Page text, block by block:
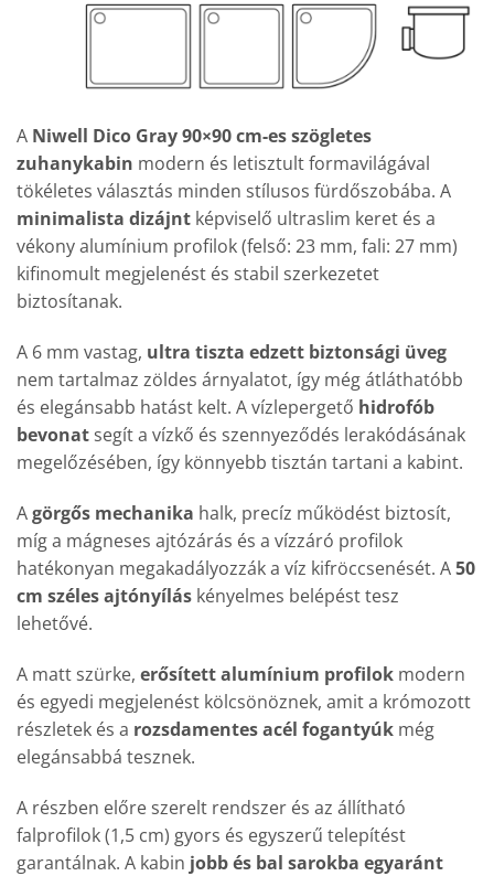
A Niwell Dico Gray 90×90 cm-es szögletes
zuhanykabin modern és letisztult formavilágával
tökéletes választás minden stílusos fürdőszobába. A
minimalista dizájnt képviselő ultraslim keret és a
vékony alumínium profilok (felső: 23 mm, fali: 27 mm)
kifinomult megjelenést és stabil szerkezetet
biztosítanak.
A 6 mm vastag, ultra tiszta edzett biztonsági üveg
nem tartalmaz zöldes árnyalatot, így még átláthatóbb
és elegánsabb hatást kelt. A vízlepergető hidrofób
bevonat segít a vízkő és szennyeződés lerakódásának
megelőzésében, így könnyebb tisztán tartani a kabint.
Agörgős mechanika halk, precíz működést biztosít,
míg a mágneses ajtózárás és a vízzáró profilok
hatékonyan megakadályozzák a víz kifröccsenését. A50
cm széles ajtónyílás kényelmes belépést tesz
lehetővé.
A matt szürke, erősített alumínium profilok modern
és egyedi megjelenést kölcsönöznek, amit a krómozott
részletek és a rozsdamentes acél fogantyúk még
elegánsabbá tesznek.
A részben előre szerelt rendszer és az állítható
falprofilok (1,5 cm) gyors és egyszerű telepítést
garantálnak. A kabin jobb és bal sarokba egyaránt